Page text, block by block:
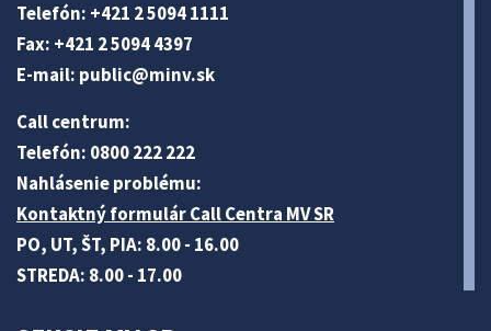
Telefón: +421 2 5094 1111
Fax: +421 2 5094 4397
E-mail: public@minv.sk
Call centrum:
Telefón: 0800 222 222
Nahlásenie problému:
Kontaktný formulár Call Centra MV SR
PO, UT, ŠT, PIA: 8.00 - 16.00
STREDA: 8.00 - 17.00